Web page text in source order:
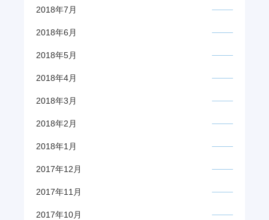
2018年7月
2018年6月
2018年5月
2018年4月
2018年3月
2018年2月
2018年1月
2017年12月
2017年11月
2017年10月